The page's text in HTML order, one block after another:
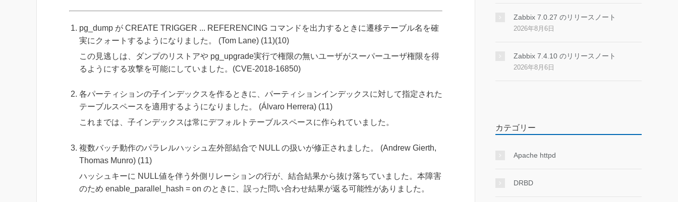
pg_dump が CREATE TRIGGER ... REFERENCING コマンドを出力するときに遷移テーブル名を確
実にクォートするようになりました。 (Tom Lane) (11)(10)
この見逃しは、ダンプのリストアや pg_upgrade実行で権限の無いユーザがスーパーユーザ権限を得
るようにする攻撃を可能にしていました。(CVE-2018-16850)
各パーティションの子インデックスを作るときに、パーティションインデックスに対して指定された
テーブルスペースを適用するようになりました。 (Álvaro Herrera) (11)
これまでは、子インデックスは常にデフォルトテーブルスペースに作られていました。
複数バッチ動作のパラレルハッシュ左外部結合で NULL の扱いが修正されました。 (Andrew Gierth,
Thomas Munro) (11)
ハッシュキーに NULL値を伴う外側リレーションの行が、結合結果から抜け落ちていました。本障害
のため enable_parallel_hash = on のときに、誤った問い合わせ結果が返る可能性がありました。
Zabbix 7.0.27 のリリースノート
2026年8月6日
Zabbix 7.4.10 のリリースノート
2026年8月6日
カテゴリー
Apache httpd
DRBD